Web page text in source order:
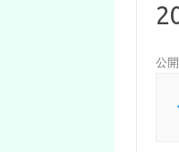
公